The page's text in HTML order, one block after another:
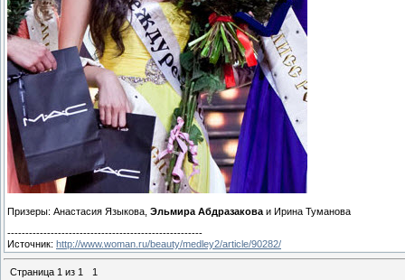
Призеры: Анастасия Языкова, Эльмира Абдразакова и Ирина Туманова
------------------------------------------------------
Источник: http://www.woman.ru/beauty/medley2/article/90282/
Страница 1 из 1 1